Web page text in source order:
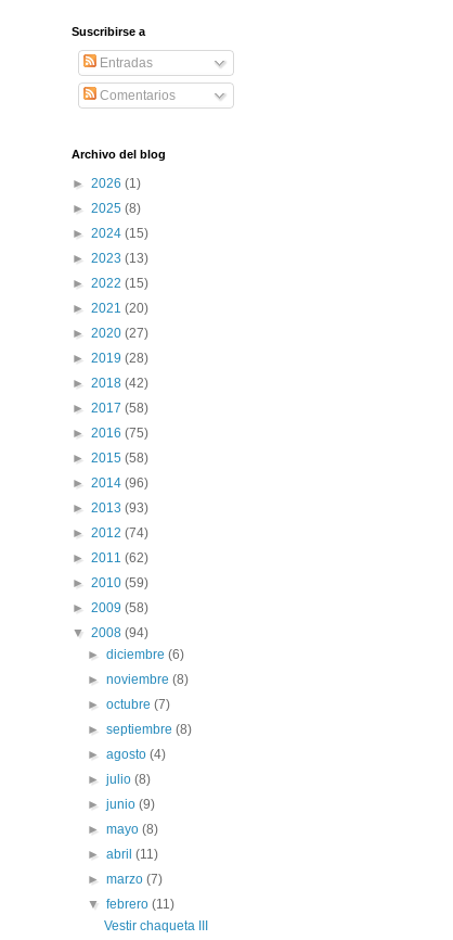
Suscribirse a
Entradas
Comentarios
Archivo del blog
► 2026 (1)
► 2025 (8)
► 2024 (15)
► 2023 (13)
► 2022 (15)
► 2021 (20)
► 2020 (27)
► 2019 (28)
► 2018 (42)
► 2017 (58)
► 2016 (75)
► 2015 (58)
► 2014 (96)
► 2013 (93)
► 2012 (74)
► 2011 (62)
► 2010 (59)
► 2009 (58)
▼ 2008 (94)
►diciembre(6)
►noviembre(8)
►octubre(7)
►septiembre(8)
►agosto(4)
►julio(8)
►junio(9)
►mayo(8)
►abril(11)
►marzo(7)
▼febrero(11)
Vestir chaqueta III